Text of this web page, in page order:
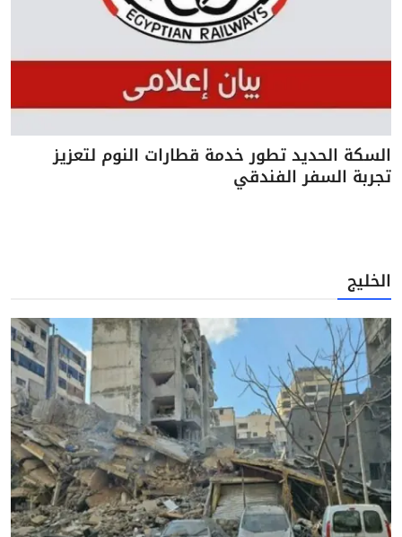
السكة الحديد تطور خدمة قطارات النوم لتعزيز
تجربة السفر الفندقي
الخليج